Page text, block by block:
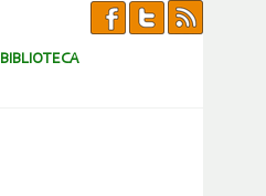
BIBLIOTECA